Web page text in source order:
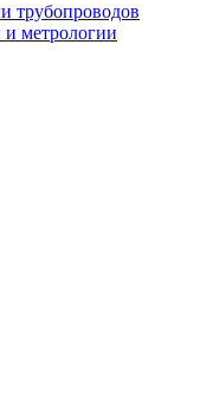
трубопроводов
метрологии